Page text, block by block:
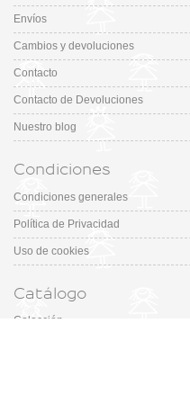
Envíos
Cambios y devoluciones
Contacto
Contacto de Devoluciones
Nuestro blog
Condiciones
Condiciones generales
Política de Privacidad
Uso de cookies
Catálogo
Colección